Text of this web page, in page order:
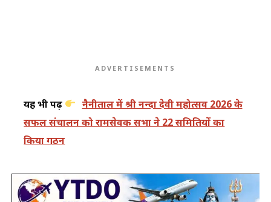
ADVERTISEMENTS
यह भी पढ़ें
नैनीताल में श्री नन्दा देवी महोत्सव 2026 के
सफल संचालन को रामसेवक सभा ने 22 समितियों का
किया गठन